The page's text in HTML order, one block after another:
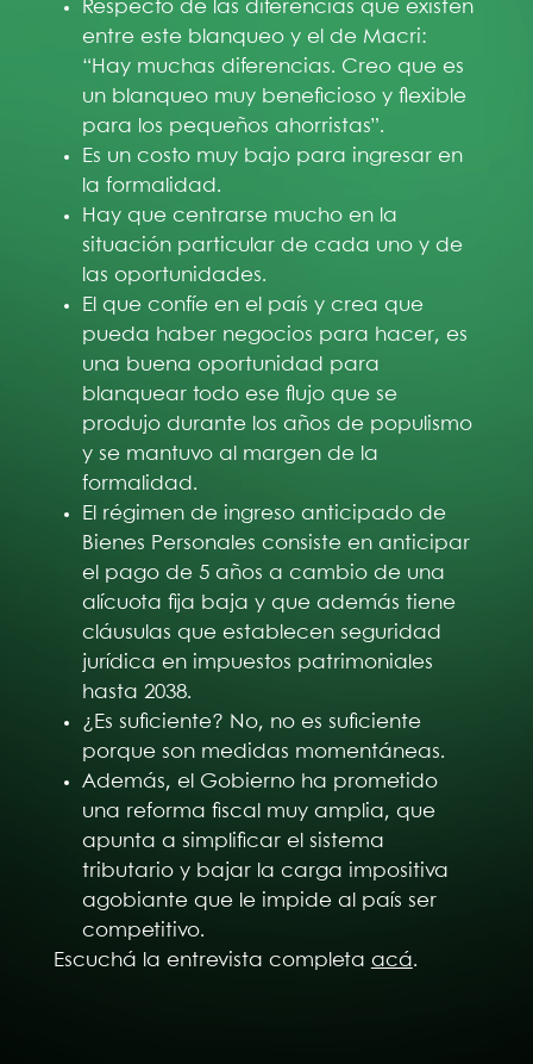
Respecto de las diferencias que existen
entre este blanqueo y el de Macri:
“Hay muchas diferencias. Creo que es
un blanqueo muy beneficioso y flexible
para los pequeños ahorristas”.
Es un costo muy bajo para ingresar en
la formalidad.
Hay que centrarse mucho en la
situación particular de cada uno y de
las oportunidades.
El que confíe en el país y crea que
pueda haber negocios para hacer, es
una buena oportunidad para
blanquear todo ese flujo que se
produjo durante los años de populismo
y se mantuvo al margen de la
formalidad.
El régimen de ingreso anticipado de
Bienes Personales consiste en anticipar
el pago de 5 años a cambio de una
alícuota fija baja y que además tiene
cláusulas que establecen seguridad
jurídica en impuestos patrimoniales
hasta 2038.
¿Es suficiente? No, no es suficiente
porque son medidas momentáneas.
Además, el Gobierno ha prometido
una reforma fiscal muy amplia, que
apunta a simplificar el sistema
tributario y bajar la carga impositiva
agobiante que le impide al país ser
competitivo.
Escuchá la entrevista completa acá.